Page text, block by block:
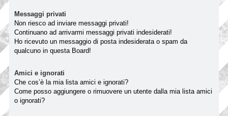
Messaggi privati
Non riesco ad inviare messaggi privati!
Continuano ad arrivarmi messaggi privati indesiderati!
Ho ricevuto un messaggio di posta indesiderata o spam da
qualcuno in questa Board!
Amici e ignorati
Che cos’è la mia lista amici e ignorati?
Come posso aggiungere o rimuovere un utente dalla mia lista amici
o ignorati?